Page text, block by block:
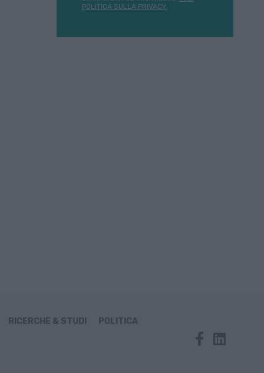
POLITICA SULLA PRIVACY.
RICERCHE & STUDI POLITICA